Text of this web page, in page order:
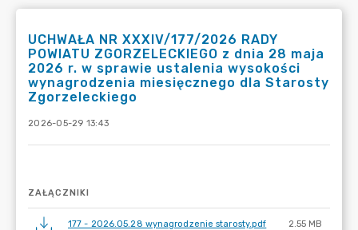
UCHWAŁA NR XXXIV/177/2026 RADY
POWIATU ZGORZELECKIEGO z dnia 28 maja
2026 r. w sprawie ustalenia wysokości
wynagrodzenia miesięcznego dla Starosty
Zgorzeleckiego
2026-05-29 13:43
ZAŁĄCZNIKI
177 - 2026.05.28 wynagrodzenie starosty.pdf 2.55 MB